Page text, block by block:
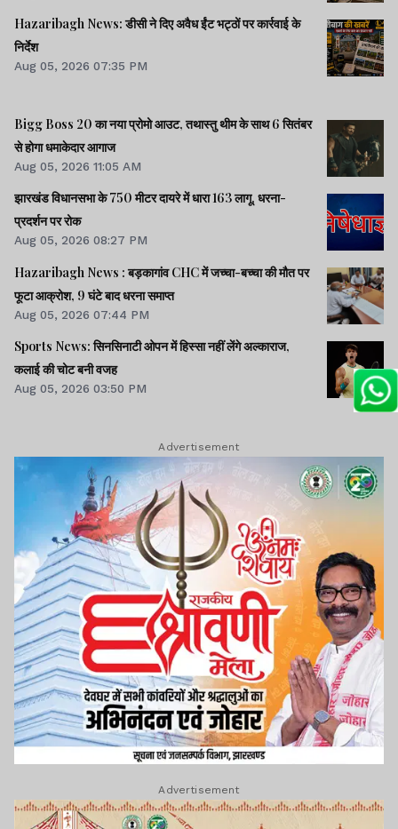
Hazaribagh News: डीसी ने दिए अवैध ईंट भट्ठों पर कार्रवाई के
निर्देश
Aug 05, 2026 07:35 PM
Bigg Boss 20 का नया प्रोमो आउट, तथास्तु थीम के साथ 6 सितंबर
से होगा धमाकेदार आगाज
Aug 05, 2026 11:05 AM
झारखंड विधानसभा के 750 मीटर दायरे में धारा 163 लागू, धरना-
प्रदर्शन पर रोक
Aug 05, 2026 08:27 PM
Hazaribagh News : बड़कागांव CHC में जच्चा-बच्चा की मौत पर
फूटा आक्रोश, 9 घंटे बाद धरना समाप्त
Aug 05, 2026 07:44 PM
Sports News: सिनसिनाटी ओपन में हिस्सा नहीं लेंगे अल्काराज,
कलाई की चोट बनी वजह
Aug 05, 2026 03:50 PM
Advertisement
Advertisement